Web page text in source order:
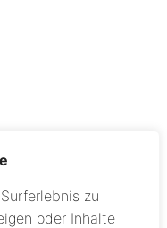
zu
oder Inhalte